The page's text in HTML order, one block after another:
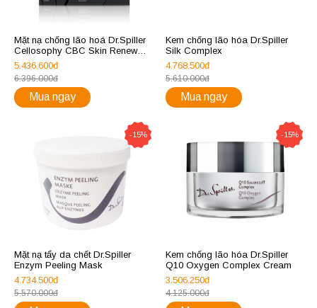
Mặt nạ chống lão hoá Dr.Spiller
Cellosophy CBC Skin Renewal
Hydrogel Mask
5.436.600đ
6.396.000đ
Mua ngay
Kem chống lão hóa Dr.Spiller
Silk Complex
4.768.500đ
5.610.000đ
Mua ngay
-15%
Mặt nạ tẩy da chết Dr.Spiller
Enzym Peeling Mask
4.734.500đ
5.570.000đ
-15%
Kem chống lão hóa Dr.Spiller
Q10 Oxygen Complex Cream
3.506.250đ
4.125.000đ